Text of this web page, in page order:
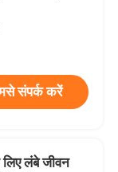
संपर्क करें
लिए लंबे जीवन